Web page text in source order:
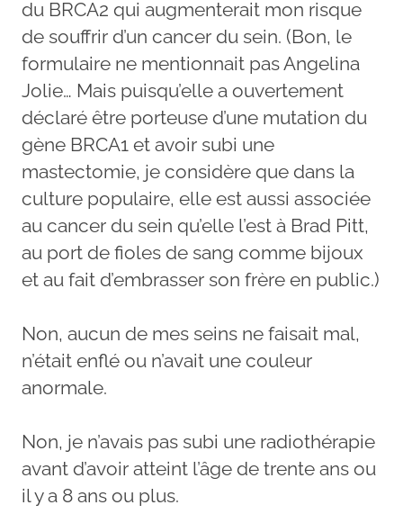
du BRCA2 qui augmenterait mon risque
de souffrir d’un cancer du sein. (Bon, le
formulaire ne mentionnait pas Angelina
Jolie… Mais puisqu’elle a ouvertement
déclaré être porteuse d’une mutation du
gène BRCA1 et avoir subi une
mastectomie, je considère que dans la
culture populaire, elle est aussi associée
au cancer du sein qu’elle l’est à Brad Pitt,
au port de fioles de sang comme bijoux
et au fait d’embrasser son frère en public.)
Non, aucun de mes seins ne faisait mal,
n’était enflé ou n’avait une couleur
anormale.
Non, je n’avais pas subi une radiothérapie
avant d’avoir atteint l’âge de trente ans ou
il y a 8 ans ou plus.